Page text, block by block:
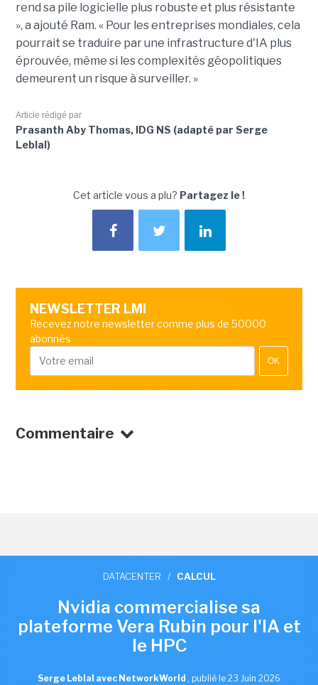
rend sa pile logicielle plus robuste et plus résistante
», a ajouté Ram. « Pour les entreprises mondiales, cela
pourrait se traduire par une infrastructure d'IA plus
éprouvée, même si les complexités géopolitiques
demeurent un risque à surveiller. »
Article rédigé par
Prasanth Aby Thomas, IDG NS (adapté par Serge
Leblal)
Cet article vous a plu? Partagez le !
NEWSLETTER LMI
Recevez notre newsletter comme plus de 50000
abonnés
OK
Commentaire
DATACENTER / CALCUL
Nvidia commercialise sa
plateforme Vera Rubin pour l'IA et
le HPC
Serge Leblal avec NetworkWorld , publié le 23 Juin 2026